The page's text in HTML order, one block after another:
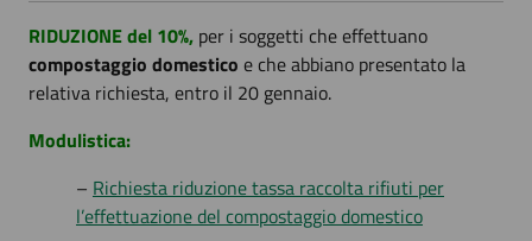
RIDUZIONE del 10%, per i soggetti che effettuano
compostaggio domestico e che abbiano presentato la
relativa richiesta, entro il 20 gennaio.
Modulistica:
– Richiesta riduzione tassa raccolta rifiuti per
l’effettuazione del compostaggio domestico